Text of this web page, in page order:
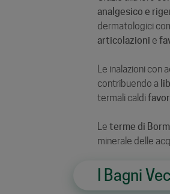
analgesico e
dermatologici
articolazioni e
Le inalazioni
contribuendo a
termali caldi
Leterme di
minerale delle
I Bagni